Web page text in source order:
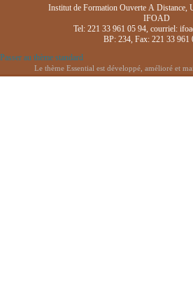
Institut de Formation Ouverte A
IFOAD
Tel: 221 33 961 05 94, courriel:
BP: 234, Fax: 221 33 961
Passer au thème standard
Le thème Essential est développé, amélioré et